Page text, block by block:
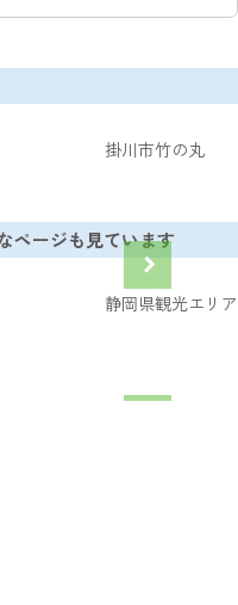
掛川市竹の丸
ページも見ています
静岡県観光エリ